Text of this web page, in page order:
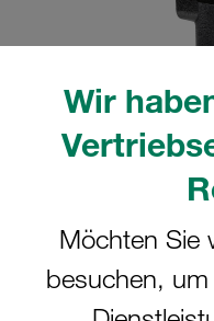
Wir
Möchten Sie
besuchen,
Bitte beachten Sie: Das Bild
tatsächlichen Produkt abweichen.